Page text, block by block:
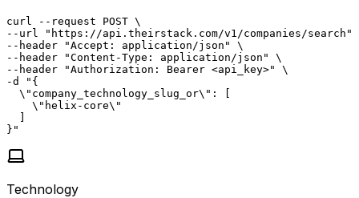
curl --request POST \
--url "https://api.theirstack.com/v1/companies/search"
--header "Accept: application/json" \
--header "Content-Type: application/json" \
--header "Authorization: Bearer <api_key>" \
-d "{
  \"company_technology_slug_or\": [
    \"helix-core\"
  ]
}"
Technology